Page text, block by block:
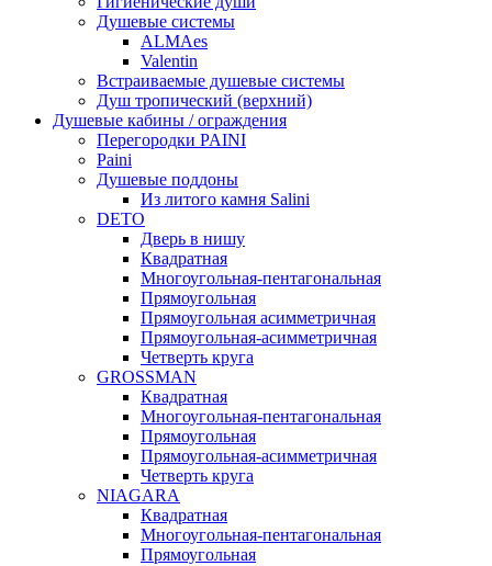
Душевые системы
ALMAes
Valentin
Встраиваемые душевые системы
Душ тропический (верхний)
Душевые кабины / ограждения
Перегородки PAINI
Paini
Душевые поддоны
Из литого камня Salini
DETO
Дверь в нишу
Квадратная
Многоугольная-пентагональная
Прямоугольная
Прямоугольная асимметричная
Прямоугольная-асимметричная
Четверть круга
GROSSMAN
Квадратная
Многоугольная-пентагональная
Прямоугольная
Прямоугольная-асимметричная
Четверть круга
NIAGARA
Квадратная
Многоугольная-пентагональная
Прямоугольная